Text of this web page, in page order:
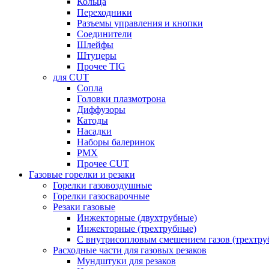
Переходники
Разъемы управления и кнопки
Соединители
Шлейфы
Штуцеры
Прочее TIG
для CUT
Сопла
Головки плазмотрона
Диффузоры
Катоды
Насадки
Наборы балеринок
PMX
Прочее CUT
Газовые горелки и резаки
Горелки газовоздушные
Горелки газосварочные
Резаки газовые
Инжекторные (двухтрубные)
Инжекторные (трехтрубные)
С внутрисопловым смешением газов
Расходные части для газовых резаков
Мундштуки для резаков